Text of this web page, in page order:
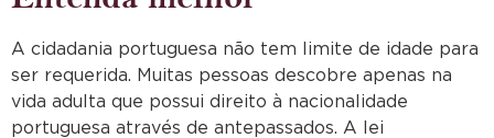
A cidadania portuguesa não tem limite de idade para
ser requerida. Muitas pessoas descobre apenas na
vida adulta que possui direito à nacionalidade
portuguesa através de antepassados. A lei